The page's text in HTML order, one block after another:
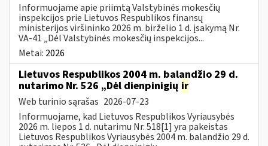
Informuojame apie priimtą Valstybinės mokesčių
inspekcijos prie Lietuvos Respublikos finansų
ministerijos viršininko 2026 m. birželio 1 d. įsakymą Nr.
VA-41 „Dėl Valstybinės mokesčių inspekcijos...
Metai: 2026
Lietuvos Respublikos 2004 m. balandžio 29 d.
nutarimo Nr. 526 „Dėl dienpinigių ir
Web turinio sąrašas 2026-07-23
Informuojame, kad Lietuvos Respublikos Vyriausybės
2026 m. liepos 1 d. nutarimu Nr. 518[1] yra pakeistas
Lietuvos Respublikos Vyriausybės 2004 m. balandžio 29 d.